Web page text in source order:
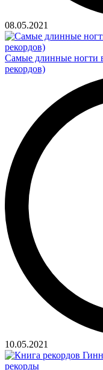
08.05.2021
Самые длинные ногти
рекордов)
10.05.2021